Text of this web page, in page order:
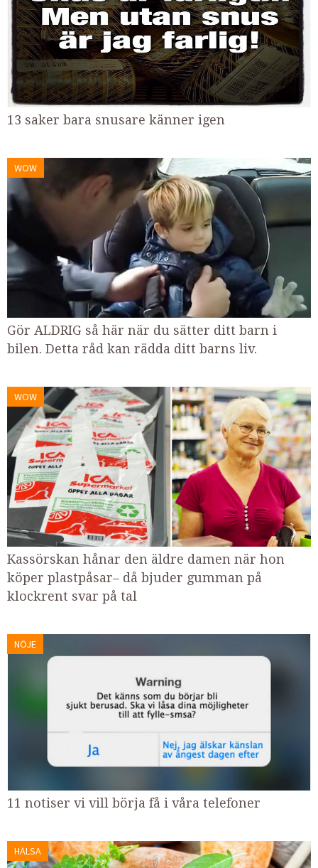
13 saker bara snusare känner igen
WOW
Gör ALDRIG så här när du sätter ditt barn i
bilen. Detta råd kan rädda ditt barns liv.
WOW
Kassörskan hånar den äldre damen när hon
köper plastpåsar– då bjuder gumman på
klockrent svar på tal
NÖJE
11 notiser vi vill börja få i våra telefoner
HÄLSA